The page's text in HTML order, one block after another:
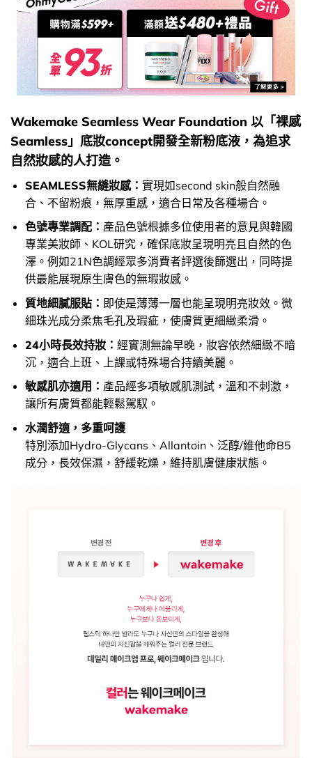
Wakemake Seamless Wear Foundation 以「裸感
Seamless」底妝concept開發全新粉底液，為追求
自然妝感的人打造。
SEAMLESS無縫妝感： 實現如second skin般自然融
合、不留粉痕，無厚重感，適合日常及各種場合。
色號專業調配： 產品色號根據多位使用者的意見與韓國
專業美妝師、KOL研究，確保底妝呈現明亮且自然的色
澤。例如21N色調經眾多消費者評選後篩選出，同時提
供最能展現原生膚色的無瑕妝感。
質地細膩服貼： 即使是薄薄一層也能呈現明亮妝效。微
細珠光成分柔焦毛孔及瑕疵，使膚質更細緻柔滑。
24小時長效持妝： 經實測無論早晚，妝容依然細緻不暗
沉，適合上班、上課或特殊場合持續美麗。
敏感肌亦適用： 產品經多項敏感肌測試，溫和不刺激，
讓所有膚質都能輕鬆駕馭。
水潤舒適，多重呵護
特別添加Hydro-Glycans、Allantoin、泛醇/維他命B5
成分，長效保濕，舒緩乾燥，維持肌膚健康狀態。